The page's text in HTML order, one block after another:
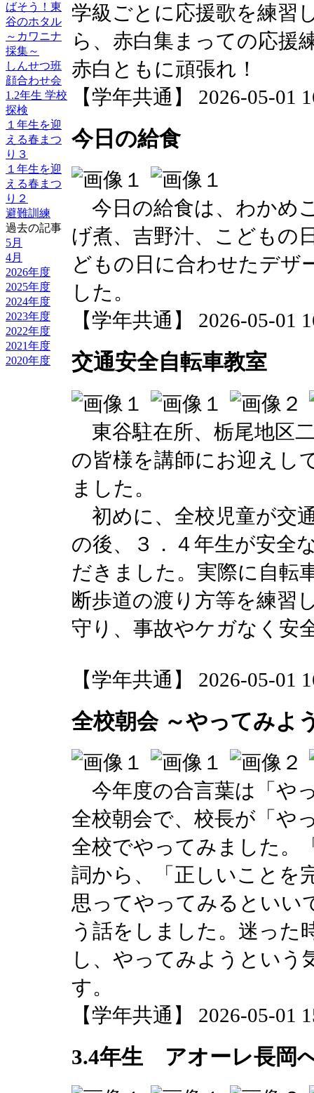
ばそう！東
谷のホタル
～カワニナ
採集～
しんせつ班
顔合わせ会
1.2年生 学校
探検
１年生を迎
える春まつ
り３
１年生を迎
える春まつ
り２
避難訓練
過去の記事
5月
4月
2026年度
2025年度
2024年度
2023年度
2022年度
2021年度
2020年度
学級ごとに応援歌を練習
ら、赤白集まっての応援
赤白ともに頑張れ！
【学年共通】 2026-05-01
今日の給食
今日の給食は、わかめ
げ煮、吉野汁、こどもの
どもの日に合わせたデザ
した。
【学年共通】 2026-05-01
交通安全自転車教室
東谷駐在所、栃尾地区
の皆様を講師にお迎えし
ました。
初めに、全校児童が交
の後、３．４年生が安全
だきました。実際に自転
断歩道の渡り方等を練習
守り、事故やケガなく安
【学年共通】 2026-05-01
全校朝会 ～やってみよ
今年度の合言葉は「や
全校朝会で、校長が「や
全校でやってみました。
詞から、「正しいことを
思ってやってみるといい
う話をしました。迷った
し、やってみようという
す。
【学年共通】 2026-05-01
3.4年生 アオーレ長岡